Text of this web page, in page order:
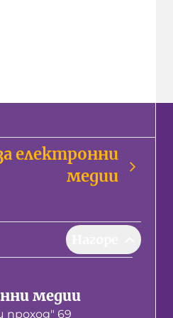
електронни
медии
медии
проход" 69